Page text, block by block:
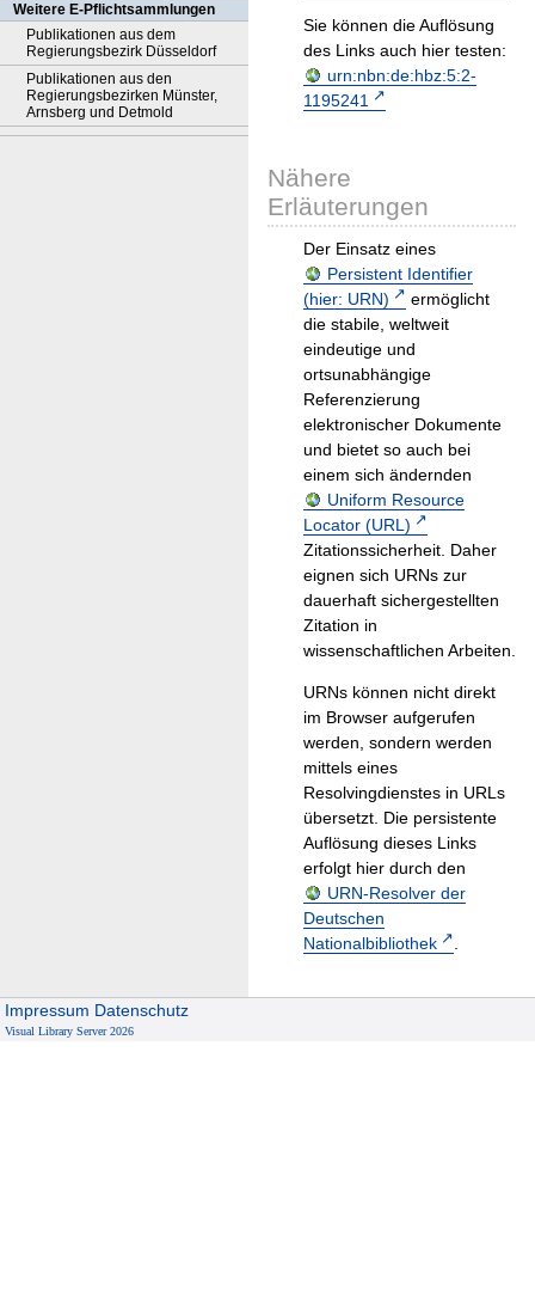
Weitere E-Pflichtsammlungen
Publikationen aus dem
Regierungsbezirk Düsseldorf
Publikationen aus den
Regierungsbezirken Münster,
Arnsberg und Detmold
Sie können die Auflösung
des Links auch hier testen:
urn:nbn:de:hbz:5:2-
1195241
Nähere
Erläuterungen
Der Einsatz eines
Persistent Identifier
(hier: URN)
ermöglicht
die stabile, weltweit
eindeutige und
ortsunabhängige
Referenzierung
elektronischer Dokumente
und bietet so auch bei
einem sich ändernden
Uniform Resource
Locator (URL)
Zitationssicherheit. Daher
eignen sich URNs zur
dauerhaft sichergestellten
Zitation in
wissenschaftlichen Arbeiten.
URNs können nicht direkt
im Browser aufgerufen
werden, sondern werden
mittels eines
Resolvingdienstes in URLs
übersetzt. Die persistente
Auflösung dieses Links
erfolgt hier durch den
URN-Resolver der
Deutschen
Nationalbibliothek
.
Impressum Datenschutz
Visual Library Server 2026